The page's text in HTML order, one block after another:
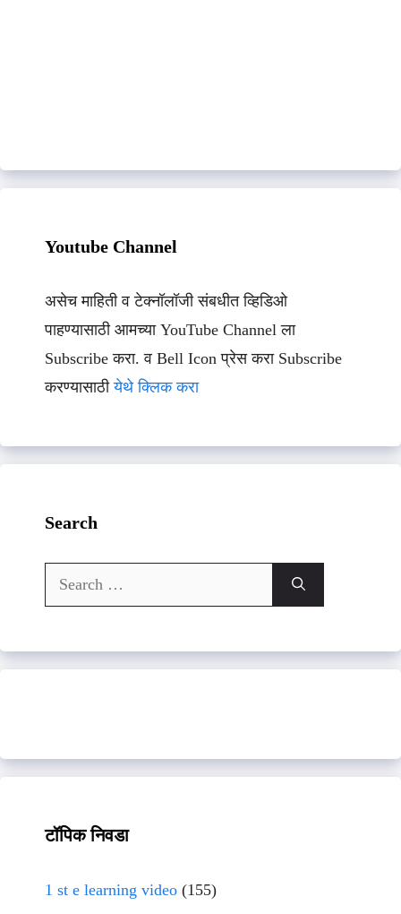
Youtube Channel
असेच माहिती व टेक्नॉलॉजी संबधीत व्हिडिओ
पाहण्यासाठी आमच्या YouTube Channel ला
Subscribe करा. व Bell Icon प्रेस करा Subscribe
करण्यासाठीयेथे क्लिक करा
Search
Search
for:
टॉपिक निवडा
1 st e learning video (155)